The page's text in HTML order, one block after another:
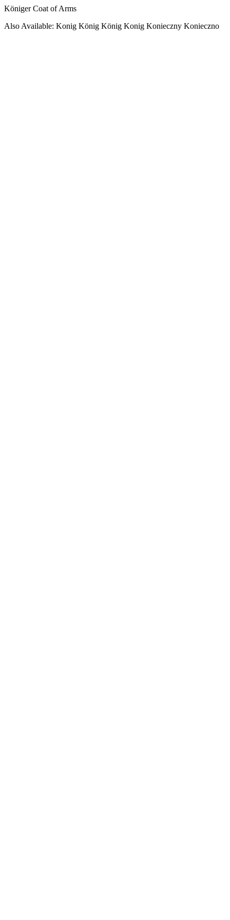
Königer Coat of Arms
Also Available: Konig König König Konig Konieczny Konieczno